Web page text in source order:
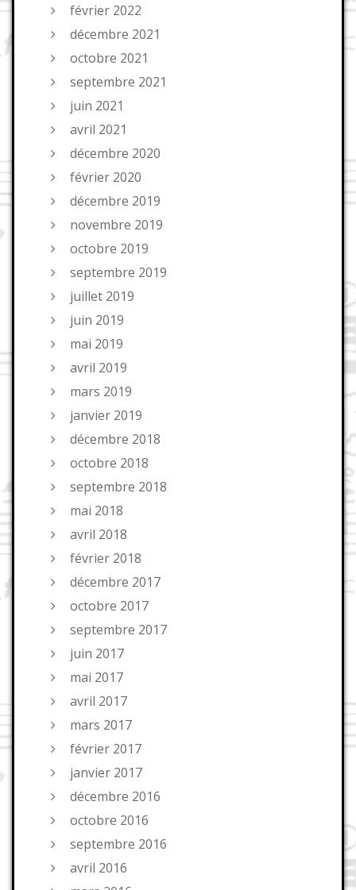
février 2022
décembre 2021
octobre 2021
septembre 2021
juin 2021
avril 2021
décembre 2020
février 2020
décembre 2019
novembre 2019
octobre 2019
septembre 2019
juillet 2019
juin 2019
mai 2019
avril 2019
mars 2019
janvier 2019
décembre 2018
octobre 2018
septembre 2018
mai 2018
avril 2018
février 2018
décembre 2017
octobre 2017
septembre 2017
juin 2017
mai 2017
avril 2017
mars 2017
février 2017
janvier 2017
décembre 2016
octobre 2016
septembre 2016
avril 2016